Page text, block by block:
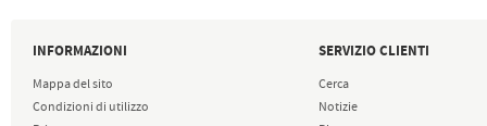
INFORMAZIONI
Mappa del sito
Condizioni di utilizzo
SERVIZIO CLIENTI
Cerca
Notizie